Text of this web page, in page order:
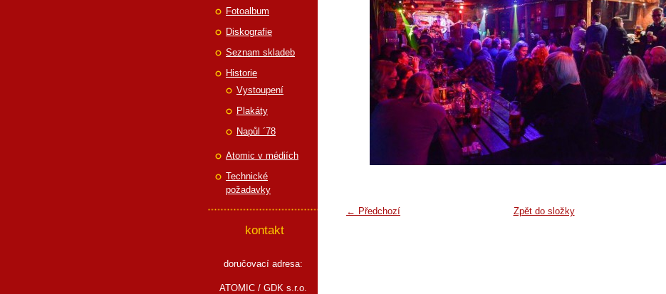
← Předchozí Zpět do složky
Fotoalbum
Diskografie
Seznam skladeb
Historie
Vystoupení
Plakáty
Napůl ´78
Atomic v médiích
Technické
požadavky
kontakt
doručovací adresa:
ATOMIC / GDK s.r.o.